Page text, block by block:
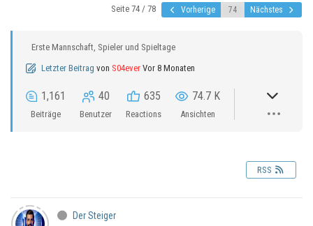
Seite 74 / 78 Vorherige Nächstes
Erste Mannschaft, Spieler und Spieltage
Letzter Beitrag von S04ever Vor 8 Monaten
1,161
Beiträge
40
Benutzer
635
Reactions
74.7 K
Ansichten
RSS
Der Steiger